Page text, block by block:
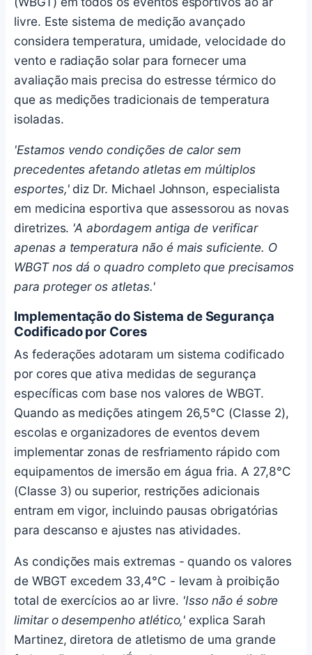
livre. Este sistema de medição avançado
considera temperatura, umidade, velocidade do
vento e radiação solar para fornecer uma
avaliação mais precisa do estresse térmico do
que as medições tradicionais de temperatura
isoladas.
'Estamos vendo condições de calor sem
precedentes afetando atletas em múltiplos
esportes,'diz Dr. Michael Johnson, especialista
em medicina esportiva que assessorou as novas
diretrizes. 'A abordagem antiga de verificar
apenas a temperatura não é mais suficiente. O
WBGT nos dá o quadro completo que precisamos
para proteger os atletas.'
Implementação do Sistema de Segurança
Codificado por Cores
As federações adotaram um sistema codificado
por cores que ativa medidas de segurança
específicas com base nos valores de WBGT.
Quando as medições atingem 26,5°C (Classe 2),
escolas e organizadores de eventos devem
implementar zonas de resfriamento rápido com
equipamentos de imersão em água fria. A 27,8°C
(Classe 3) ou superior, restrições adicionais
entram em vigor, incluindo pausas obrigatórias
para descanso e ajustes nas atividades.
As condições mais extremas - quando os valores
de WBGT excedem 33,4°C - levam à proibição
total de exercícios ao ar livre. 'Isso não é sobre
limitar o desempenho atlético,' explica Sarah
Martinez, diretora de atletismo de uma grande